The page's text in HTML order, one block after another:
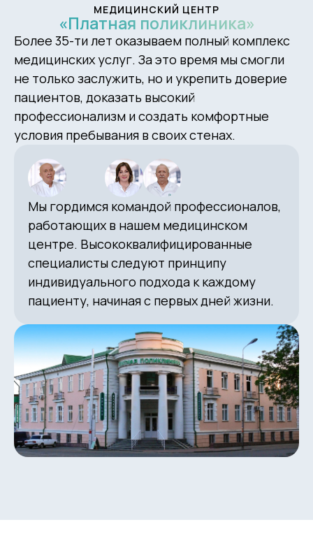
МЕДИЦИНСКИЙ ЦЕНТР
«Платная поликлиника»
Более 35-ти лет оказываем полный комплекс
медицинских услуг. За это время мы смогли
не только заслужить, но и укрепить доверие
пациентов, доказать высокий
профессионализм и создать комфортные
условия пребывания в своих стенах.
Мы гордимся командой профессионалов,
работающих в нашем медицинском
центре. Высококвалифицированные
специалисты следуют принципу
индивидуального подхода к каждому
пациенту, начиная с первых дней жизни.